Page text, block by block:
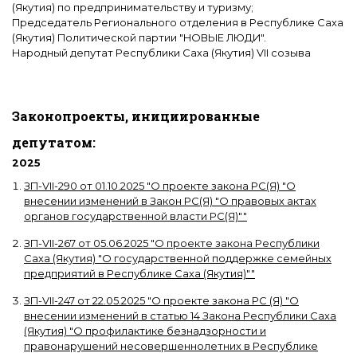
(Якутия) по предпринимательству и туризму;
Председатель Регионального отделения в Республике Саха
(Якутия) Политической партии "НОВЫЕ ЛЮДИ".
Народный депутат Республики Саха (Якутия) VII созыва
Законопроекты, инициированные
депутатом:
2025
ЗП-VII-290 от 01.10.2025 "О проекте закона РС(Я) "О
внесении изменений в Закон РС(Я) "О правовых актах
органов государственной власти РС(Я)""
ЗП-VII-267 от 05.06.2025 "О проекте закона Республики
Саха (Якутия) "О государственной поддержке семейных
предприятий в Республике Саха (Якутия)""
ЗП-VII-247 от22.05.2025 "О проекте закона РС (Я) "О
внесении изменений в статью 14 Закона Республики Саха
(Якутия) "О профилактике безнадзорности и
правонарушений несовершеннолетних в Республике